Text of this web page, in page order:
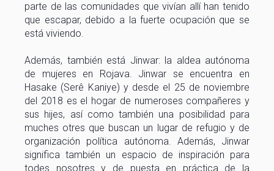
parte de las comunidades que vivían allí han tenido
que escapar, debido a la fuerte ocupación que se
está viviendo.
Además, también está Jinwar: la aldea autónoma
de mujeres en Rojava. Jinwar se encuentra en
Hasake (Serê Kaniye) y desde el 25 de noviembre
del 2018 es el hogar de numeroses compañeres y
sus hijes, así como también una posibilidad para
muches otres que buscan un lugar de refugio y de
organización política autónoma. Además, Jinwar
significa también un espacio de inspiración para
todes nosotres y de puesta en práctica de la